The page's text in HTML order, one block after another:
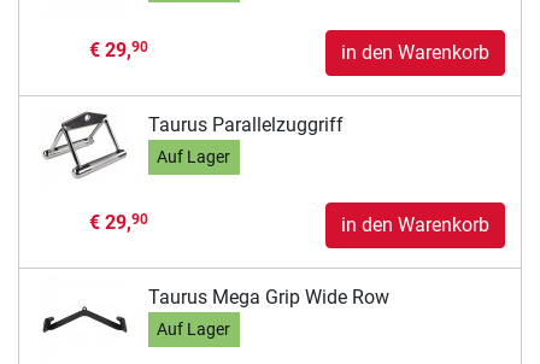
€ 29,90 in den Warenkorb
Taurus Parallelzuggriff
Auf Lager
€ 29,90 in den Warenkorb
Taurus Mega Grip Wide Row
Auf Lager